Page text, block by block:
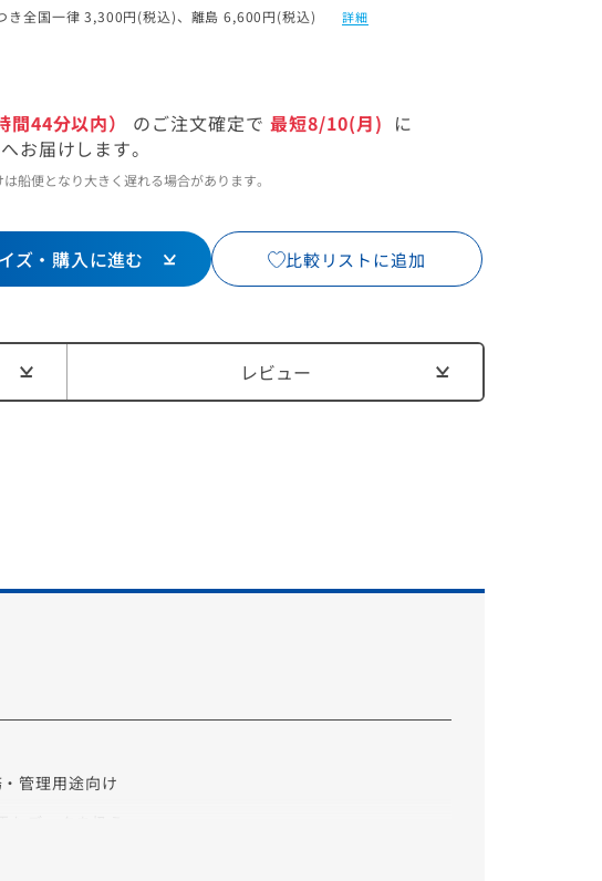
き全国一律 3,300円(税込)、離島 6,600円(税込) 詳細
間44分以内） のご注文確定で最短8/10(月) に
へお届けします。
船便となり大きく遅れる場合があります。
ズ・購入に進む 比較リストに追加
レビュー
管理用途向け
心を手に入れられま